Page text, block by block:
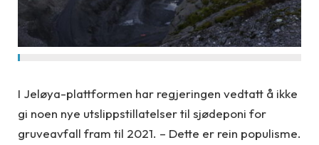
I Jeløya-plattformen har regjeringen vedtatt å ikke
gi noen nye utslippstillatelser til sjødeponi for
gruveavfall fram til 2021. – Dette er rein populisme.